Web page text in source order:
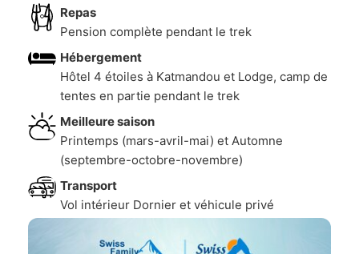
Repas
Pension complète pendant le trek
Hébergement
Hôtel 4 étoiles à Katmandou et Lodge, camp de
tentes en partie pendant le trek
Meilleure saison
Printemps (mars-avril-mai) et Automne
(septembre-octobre-novembre)
Transport
Vol intérieur Dornier et véhicule privé